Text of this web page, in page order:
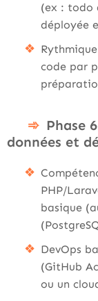
(ex : todo
déployée
code par
Phase
données et
PHP/
basique
DevOps
(GitHub
ou un